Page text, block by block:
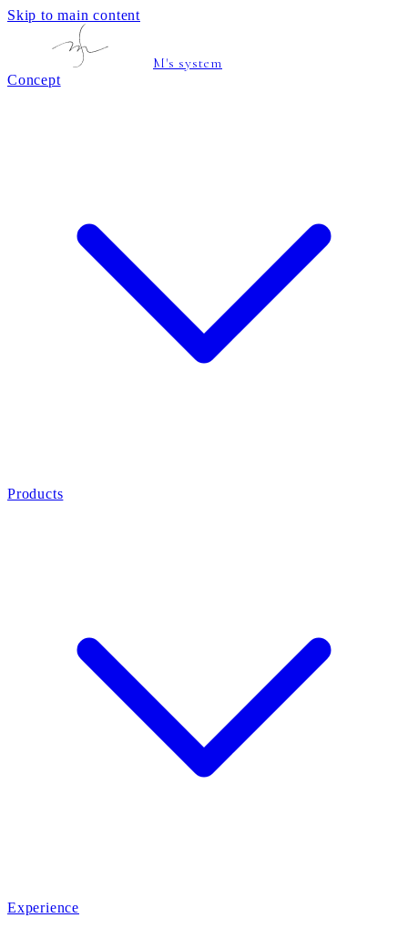
Skip to main content
M's system
Concept
Products
Experience